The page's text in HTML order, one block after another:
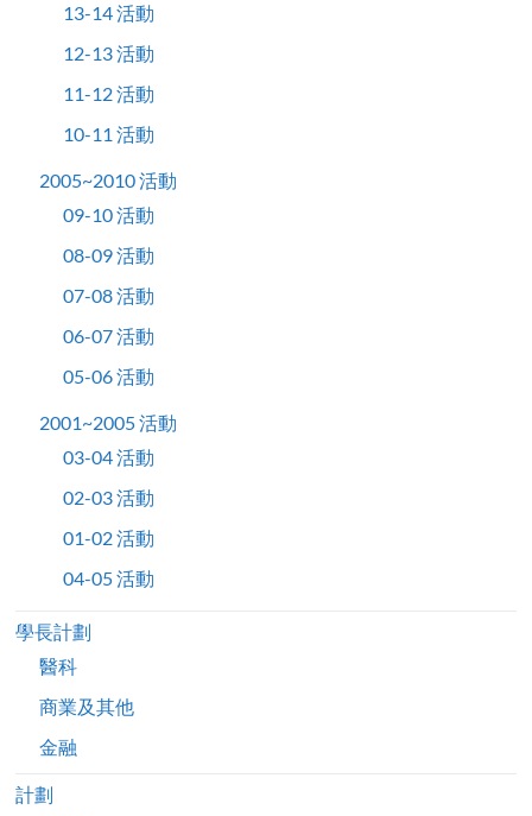
13-14 活動
12-13 活動
11-12 活動
10-11 活動
2005~2010 活動
09-10 活動
08-09 活動
07-08 活動
06-07 活動
05-06 活動
2001~2005 活動
03-04 活動
02-03 活動
01-02 活動
04-05 活動
學長計劃
醫科
商業及其他
金融
計劃